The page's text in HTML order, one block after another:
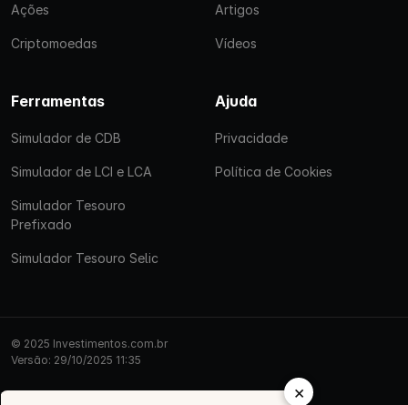
Ações
Criptomoedas
Artigos
Vídeos
Ferramentas
Simulador de CDB
Simulador de LCI e LCA
Simulador Tesouro
Prefixado
Simulador Tesouro Selic
Ajuda
Privacidade
Política de Cookies
© 2025 Investimentos.com.br
Versão: 29/10/2025 11:35
×